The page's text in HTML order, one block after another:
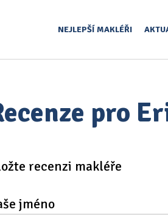
NEJLEPŠÍ MAKLÉŘI
pro
recenzi makléře
jméno